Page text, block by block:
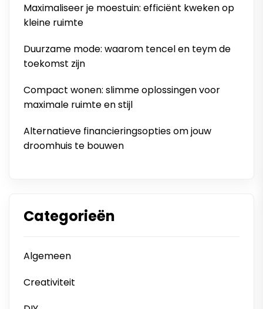
Maximaliseer je moestuin: efficiënt kweken op
kleine ruimte
Duurzame mode: waarom tencel en teym de
toekomst zijn
Compact wonen: slimme oplossingen voor
maximale ruimte en stijl
Alternatieve financieringsopties om jouw
droomhuis te bouwen
Categorieën
Algemeen
Creativiteit